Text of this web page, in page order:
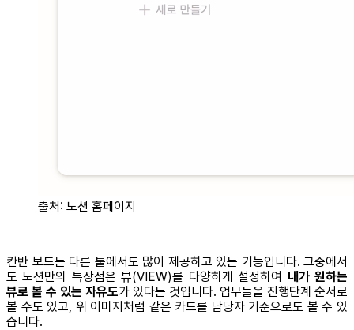
출처: 노션 홈페이지
칸반 보드는 다른 툴에서도 많이 제공하고 있는 기능입니다. 그중에서
도 노션만의 특장점은 뷰(VIEW)를 다양하게 설정하여 내가 원하는
뷰로 볼 수 있는 자유도가 있다는 것입니다. 업무들을 진행단계 순서로
볼 수도 있고, 위 이미지처럼 같은 카드를 담당자 기준으로도 볼 수 있
습니다.